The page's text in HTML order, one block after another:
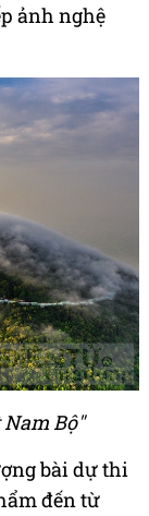
ảnh nghệ
Bộ"
bài dự thi
đến từ